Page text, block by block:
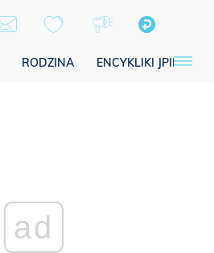
RODZINA ENCYKLIKI JPII
ad